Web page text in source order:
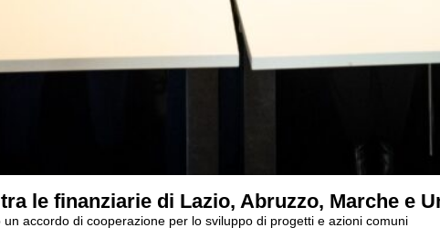
le finanziarie di Lazio, Abruzzo, Marche e
accordo di cooperazione per lo sviluppo di progetti e azioni comuni